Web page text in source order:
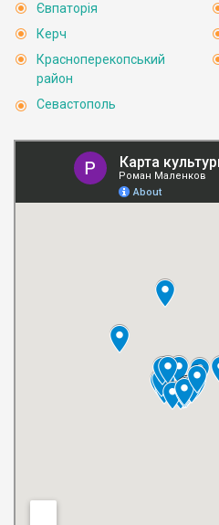
Євпаторія
Керч
Красноперекопський
район
Севастополь